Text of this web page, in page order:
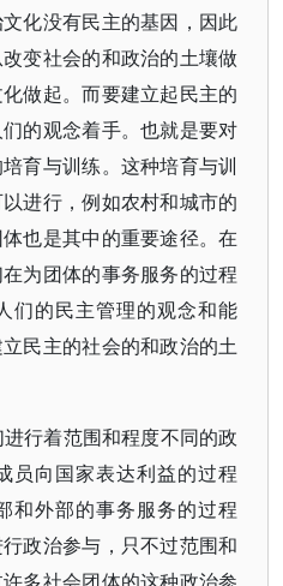
化没有民主的基因，因此
变社会的和政治的土壤做
做起。而要建立起民主的
的观念着手。也就是要对
育与训练。这种培育与训
进行，例如农村和城市的
也是其中的重要途径。在
为团体的事务服务的过程
们的民主管理的观念和能
民主的社会的和政治的土
行着范围和程度不同的政
员向国家表达利益的过程
和外部的事务服务的过程
政治参与，只不过范围和